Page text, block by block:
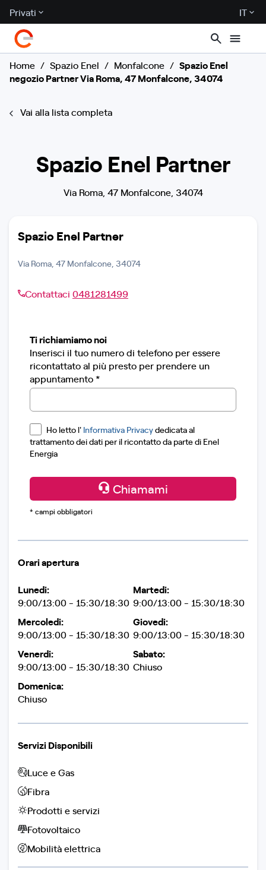
Privati IT
Home / Spazio Enel / Monfalcone / Spazio Enel
negozio Partner Via Roma, 47 Monfalcone, 34074
Vai alla lista completa
Spazio Enel Partner
Via Roma, 47 Monfalcone, 34074
Spazio Enel Partner
Via Roma, 47 Monfalcone, 34074
Contattaci 0481281499
Ti richiamiamo noi
Inserisci il tuo numero di telefono per essere
ricontattato al più presto per prendere un
appuntamento *
Ho letto l' Informativa Privacydedicata al
trattamento dei dati per il ricontatto da parte di Enel
Energia
Chiamami
* campi obbligatori
Orari apertura
Lunedi:
9:00/13:00 - 15:30/18:30
Martedi:
9:00/13:00 - 15:30/18:30
Mercoledi:
9:00/13:00 - 15:30/18:30
Giovedi:
9:00/13:00 - 15:30/18:30
Venerdi:
9:00/13:00 - 15:30/18:30
Sabato:
Chiuso
Domenica:
Chiuso
Servizi Disponibili
Luce e Gas
Fibra
Prodotti e servizi
Fotovoltaico
Mobilità elettrica